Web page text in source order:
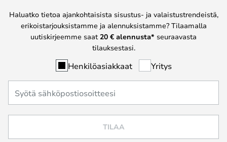
Haluatko tietoa ajankohtaisista sisustus- ja valaistustrendeistä,
erikoistarjouksistamme ja alennuksistamme? Tilaamalla
uutiskirjeemme saat 20 € alennusta* seuraavasta
tilauksestasi.
Henkilöasiakkaat Yritys
TILAA